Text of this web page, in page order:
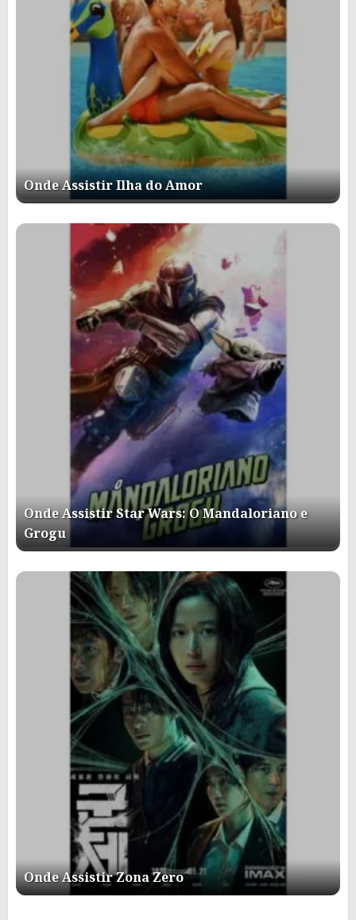
Onde Assistir Ilha do Amor
Onde Assistir Star Wars: O Mandaloriano e
Grogu
Onde Assistir Zona Zero